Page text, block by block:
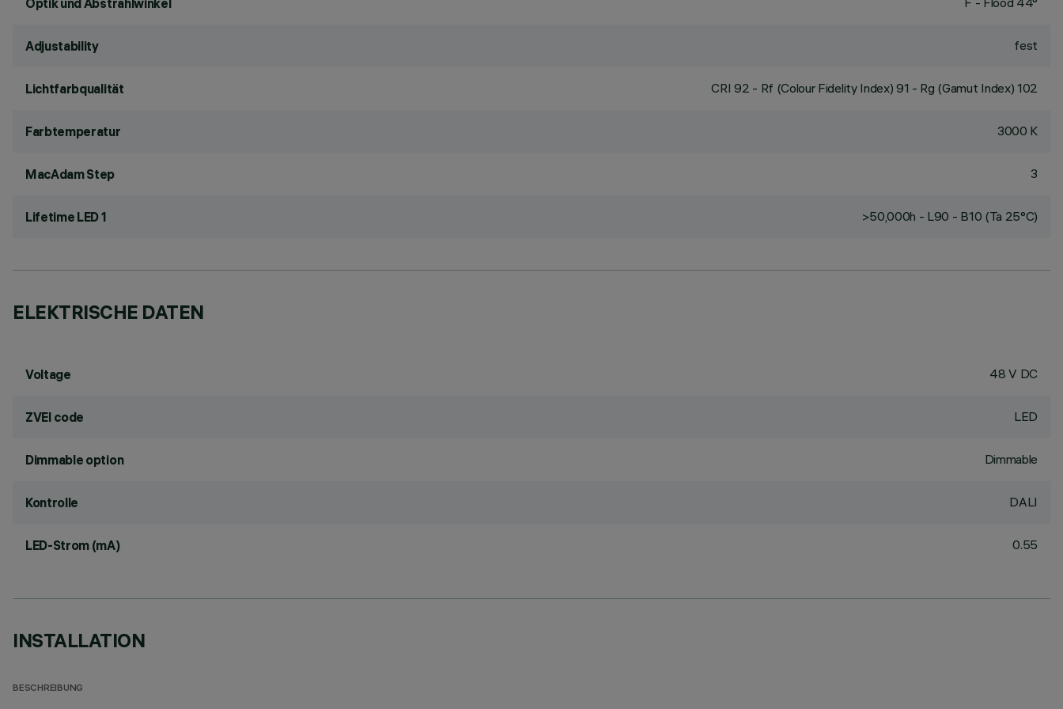
Optik und Abstrahlwinkel
Adjustability fest
Lichtfarbqualität CRI92 - Rf (Colour Fidelity Index) 91 - Rg (Gamut Index) 102
Farbtemperatur 3000 K
MacAdam Step 3
Lifetime LED 1 >50,000h - L90 - B10 (Ta 25°C)
ELEKTRISCHE DATEN
Voltage 48 V DC
ZVEI code LED
Dimmable option Dimmable
Kontrolle DALI
LED-Strom (mA) 0.55
INSTALLATION
BESCHREIBUNG